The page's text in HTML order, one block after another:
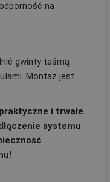
na
gwinty taśmą
Montaż jest
i trwałe
systemu